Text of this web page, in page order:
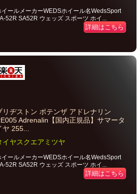
イールメーカーWEDSホイール名WedsSport
52R SA52R ウェッズ スポーツ ホイ...
詳細はこちら
リヂストン ポテンザ アドレナリン
Adrenalin【国内正規品】サマータ
ヤ 255...
イヤスクエアミツヤ
イールメーカーWEDSホイール名WedsSport
52R SA52R ウェッズ スポーツ ホイ...
詳細はこちら